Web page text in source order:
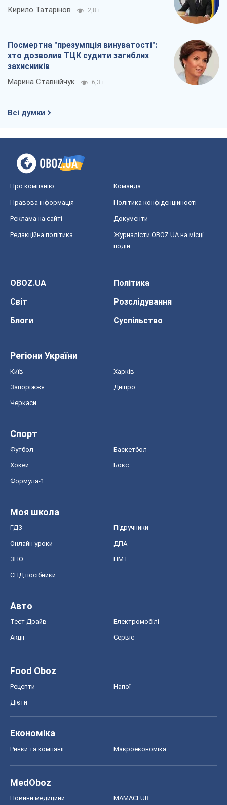
Кирило Татарінов 2,8 т.
Посмертна "презумпція винуватості":
хто дозволив ТЦК судити загиблих
захисників
Марина Ставнійчук 6,3 т.
Всі думки
Про компанію Команда
Правова інформація Політика конфіденційності
Реклама на сайті Документи
Редакційна політика
Журналісти OBOZ.UA на місці
подій
OBOZ.UA
Політика
Світ
Розслідування
Блоги
Суспільство
Регіони України
Київ Харків
Запоріжжя Дніпро
Черкаси
Спорт
Футбол Баскетбол
Хокей Бокс
Формула-1
Моя школа
ГДЗ Підручники
Онлайн уроки ДПА
ЗНО НМТ
СНД посібники
Авто
Тест Драйв Електромобілі
Акції Сервіс
Food Oboz
Рецепти Напої
Дієти
Економіка
Ринки та компанії Макроекономіка
MedOboz
Новини медицини MAMACLUB